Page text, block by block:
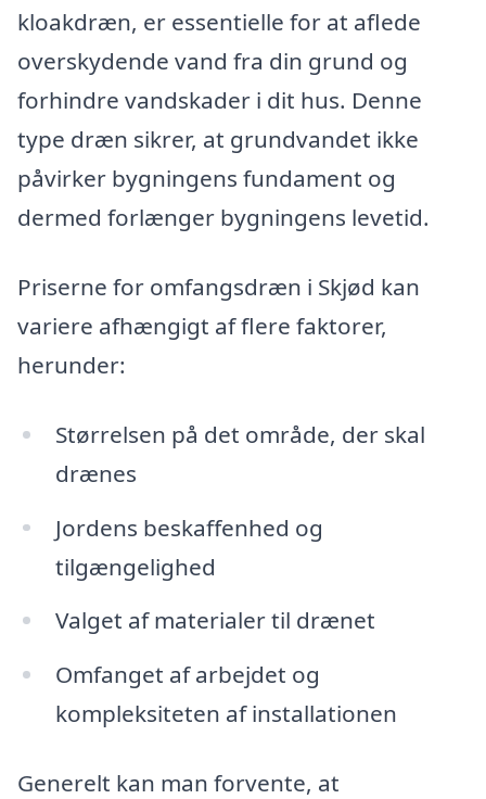
kloakdræn, er essentielle for at aflede
overskydende vand fra din grund og
forhindre vandskader i dit hus. Denne
type dræn sikrer, at grundvandet ikke
påvirker bygningens fundament og
dermed forlænger bygningens levetid.
Priserne for omfangsdræn i Skjød kan
variere afhængigt af flere faktorer,
herunder:
Størrelsen på det område, der skal
drænes
Jordens beskaffenhed og
tilgængelighed
Valget af materialer til drænet
Omfanget af arbejdet og
kompleksiteten af installationen
Generelt kan man forvente, at